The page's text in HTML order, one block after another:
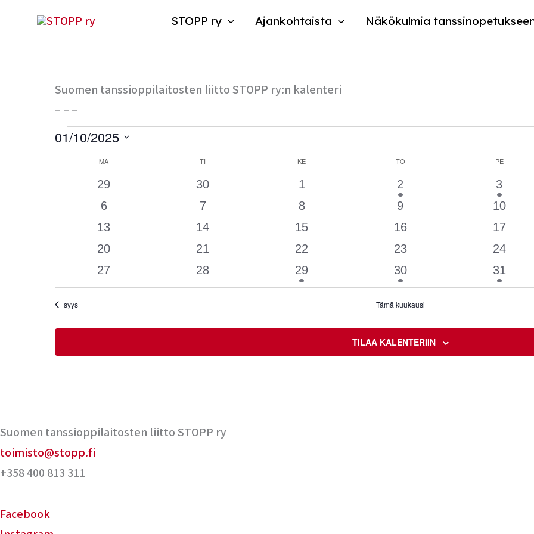
sisältöön
STOPP ry Ajankohtaista Näkökulmia
Suomen tanssioppilaitosten liitto STOPP ry:n kalenteri
– – –
Tapahtumat
01/10/2025
Kalenteri
Tapahtumat
MA TI KE TO PE
0
tapahtumat
29
0
tapahtumat
30
0
tapahtumat
1
1
tapahtuma
2
1
3
0
tapahtumat
6
0
tapahtumat
7
0
tapahtumat
8
0
tapahtumat
9
0
10
0
tapahtumat
13
0
tapahtumat
14
0
tapahtumat
15
0
tapahtumat
16
0
17
0
tapahtumat
20
0
tapahtumat
21
0
tapahtumat
22
0
tapahtumat
23
0
24
0
tapahtumat
27
0
tapahtumat
28
1
tapahtuma
29
1
tapahtuma
30
1
31
syys Tämä kuukausi
TILAA KALENTERIIN
Suomen tanssioppilaitosten liitto STOPP ry
toimisto@stopp.fi
+358 400 813 311
Facebook